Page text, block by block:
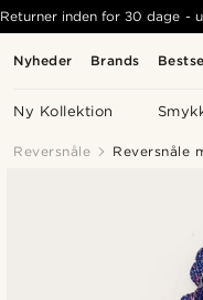
Nyheder Brands
Ny Kollektion
Returner inden for 30 dage -
Reversnåle Reversnåle